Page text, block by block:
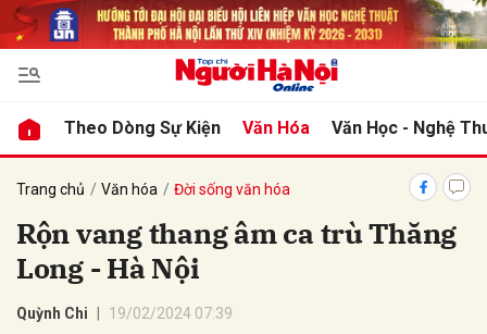
Theo Dòng Sự Kiện Văn Hóa Văn Học - Nghệ
Trang chủ Văn hóa Đời sống văn hóa
Rộn vang thang âm ca trù Thăng
Long - Hà Nội
Quỳnh Chi 19/02/2024 07:39
luận